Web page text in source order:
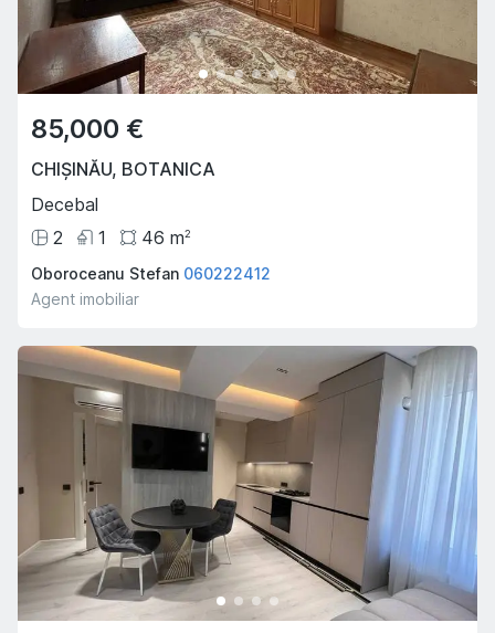
85,000 €
CHIȘINĂU, BOTANICA
Decebal
2
1 46 m2
Oboroceanu Stefan 060222412
Agent imobiliar